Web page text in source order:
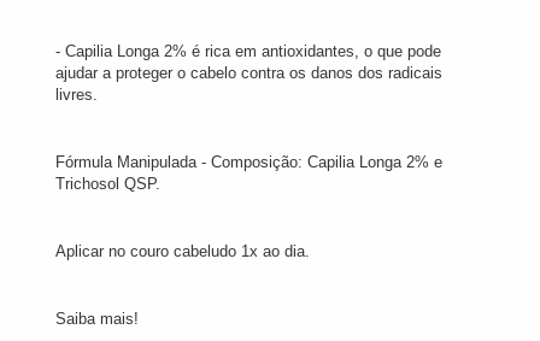
- Capilia Longa 2% é rica em antioxidantes, o que pode
ajudar a proteger o cabelo contra os danos dos radicais
livres.
Fórmula Manipulada - Composição: Capilia Longa 2% e
Trichosol QSP.
Aplicar no couro cabeludo 1x ao dia.
Saiba mais!